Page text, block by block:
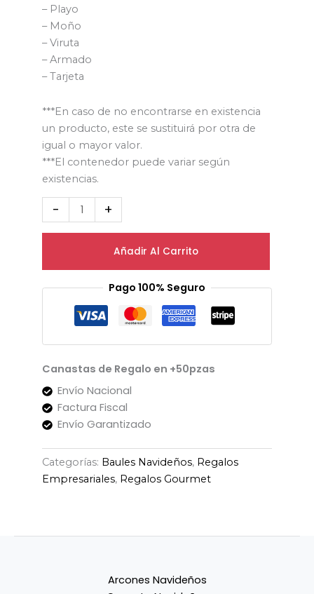
– Playo
– Moño
– Viruta
– Armado
– Tarjeta
***En caso de no encontrarse en existencia
un producto, este se sustituirá por otra de
igual o mayor valor.
***El contenedor puede variar según
existencias.
- +
Añadir Al Carrito
Pago 100% Seguro
Canastas de Regalo en +50pzas
Envío Nacional
Factura Fiscal
Envío Garantizado
Categorías: Baules Navideños, Regalos
Empresariales, Regalos Gourmet
Arcones Navideños